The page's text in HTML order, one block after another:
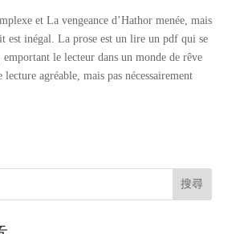
et La vengeance d’Hathor menée, mais
est inégal. La prose est un lire un pdf qui se
le lecteur dans un monde de rêve
lecture agréable, mais pas nécessairement
搜尋